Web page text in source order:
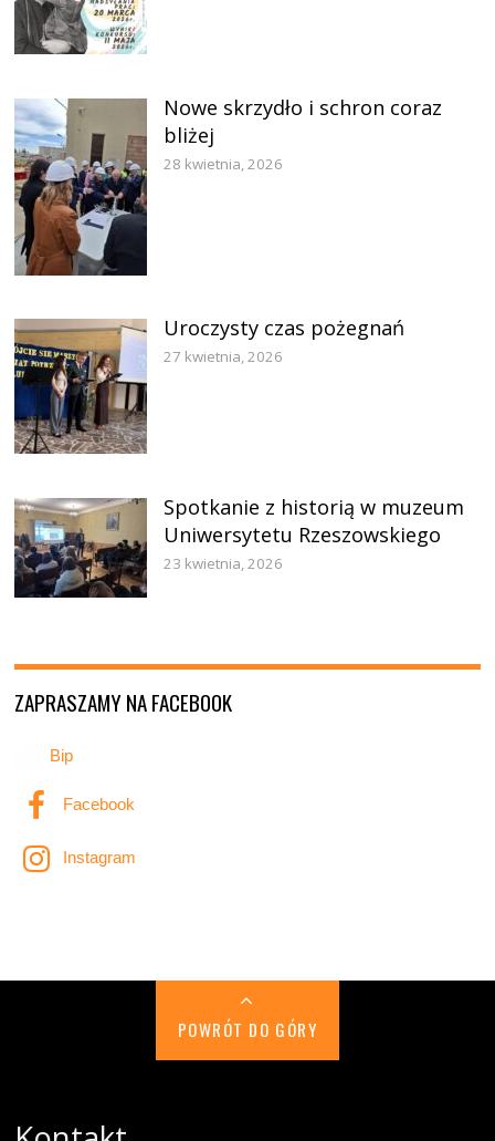
Nowe skrzydło i schron coraz
bliżej
28 kwietnia, 2026
Uroczysty czas pożegnań
27 kwietnia, 2026
Spotkanie z historią w muzeum
Uniwersytetu Rzeszowskiego
23 kwietnia, 2026
ZAPRASZAMY NA FACEBOOK
Bip
Facebook
Instagram
POWRÓT DO GÓRY